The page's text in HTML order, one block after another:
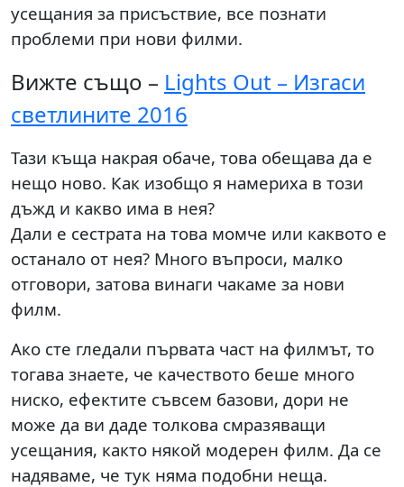
усещания за присъствие, все познати
проблеми при нови филми.
Вижте също – Lights Out – Изгаси
светлините 2016
Тази къща накрая обаче, това обещава да е
нещо ново. Как изобщо я намериха в този
дъжд и какво има в нея?
Дали е сестрата на това момче или каквото е
останало от нея? Много въпроси, малко
отговори, затова винаги чакаме за нови
филм.
Ако сте гледали първата част на филмът, то
тогава знаете, че качеството беше много
ниско, ефектите съвсем базови, дори не
може да ви даде толкова смразяващи
усещания, както някой модерен филм. Да се
надяваме, че тук няма подобни неща.